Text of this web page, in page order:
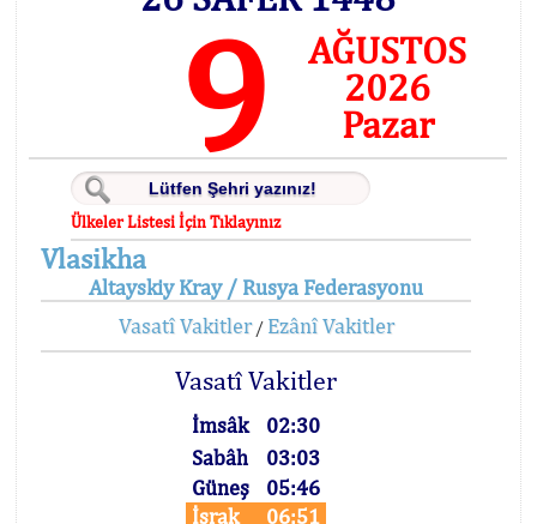
9
AĞUSTOS
2026
Pazar
Ülkeler Listesi İçin Tıklayınız
Vlasikha
Altayskiy Kray / Rusya Federasyonu
Vasatî Vakitler/ Ezânî Vakitler
Vasatî Vakitler
İmsâk
02:30
Sabâh
03:03
Güneş
05:46
İşrak
06:51